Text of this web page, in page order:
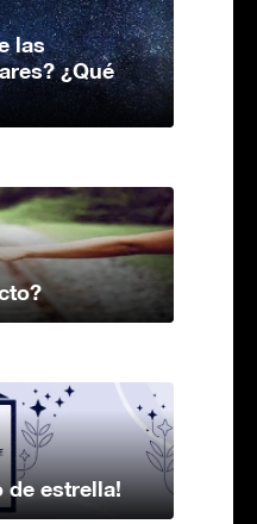
las
¿Qué
de estrella!